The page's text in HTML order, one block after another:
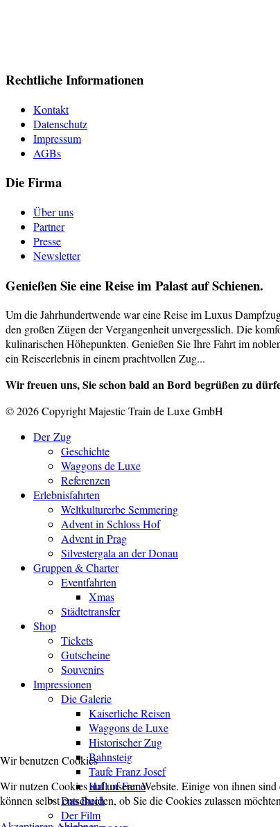
Rechtliche Informationen
Kontakt
Datenschutz
Impressum
AGBs
Die Firma
Über uns
Partner
Presse
Newsletter
Genießen Sie eine Reise im Palast auf Schienen.
Um die Jahrhundertwende war eine Reise im Luxus
den großen Zügen der Vergangenheit unvergesslich. Die
kulinarischen Höhepunkten. Genießen Sie Ihre Fahrt im
ein Reiseerlebnis in einem prachtvollen Zug...
Wir freuen uns, Sie schon bald an Bord begrüßen zu
© 2026 Copyright Majestic Train de Luxe GmbH
Der Zug
Geschichte
Waggons de Luxe
Referenzen
Erlebnisfahrten
Weltkulturerbe Semmering
Advent in Schloss Hof
Advent in Prag
Silvestergala an der Donau
Gruppen & Charter
Eventfahrten
Xmas
Städtetransfer
Shop
Tickets
Gutscheine
Souvenirs
Impressionen
Die Galerie
Kaiserliche Reisen
Waggons de Luxe
Historischer Zug
Bahnsteig
Taufe Franz Josef
Hall of Fame
Das Buch
Der Film
Wir benutzen Cookies
Wir nutzen Cookies auf unserer Website. Einige von ihnen
können selbst entscheiden, ob Sie die Cookies zulassen